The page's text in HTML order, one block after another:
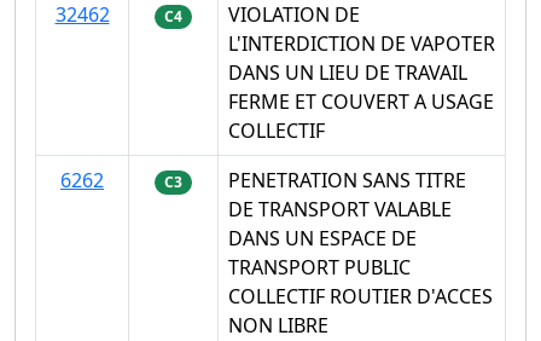
32462
C4
VIOLATION DE
L'INTERDICTION DE VAPOTER
DANS UN LIEU DE TRAVAIL
FERME ET COUVERT A USAGE
COLLECTIF
6262
C3
PENETRATION SANS TITRE
DE TRANSPORT VALABLE
DANS UN ESPACE DE
TRANSPORT PUBLIC
COLLECTIF ROUTIER D'ACCES
NON LIBRE